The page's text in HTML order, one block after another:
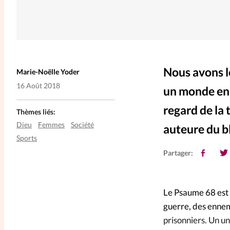
Nous avons
un monde
regard de la
auteure du
Marie-Noëlle Yoder
16 Août 2018
Partager:
Le Psaume 68
guerre, des
prisonniers. Un
Thèmes liés:
Dieu
Femmes
Société
Sports